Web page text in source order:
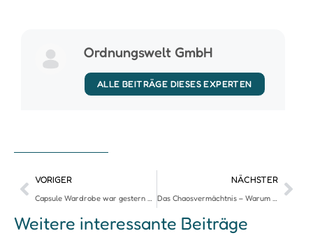
Ordnungswelt GmbH
ALLE BEITRÄGE DIESES EXPERTEN
VORIGER
Capsule Wardrobe war gestern – entdecke die Collection Wardrobe
NÄCHSTER
Das Chaosvermächtnis – Warum wir jetzt über das Erbe der Dinge sprechen sollten
Weitere interessante Beiträge